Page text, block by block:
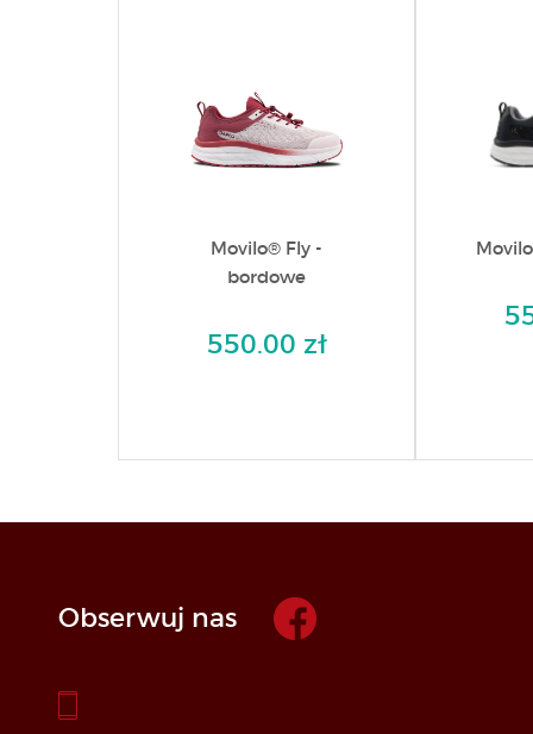
Movilo® Fly -
bordowe
550.00 zł
Obserwuj nas